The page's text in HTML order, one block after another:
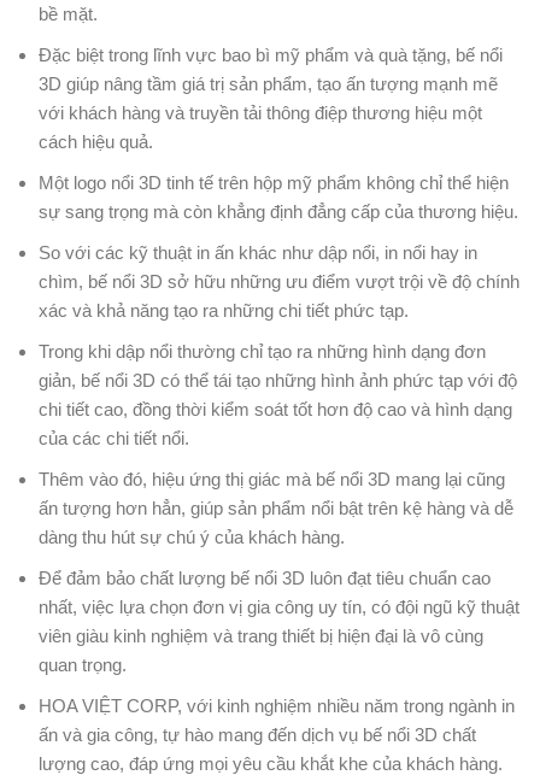
bề mặt.
Đặc biệt trong lĩnh vực bao bì mỹ phẩm và quà tặng, bế nổi
3D giúp nâng tầm giá trị sản phẩm, tạo ấn tượng mạnh mẽ
với khách hàng và truyền tải thông điệp thương hiệu một
cách hiệu quả.
Một logo nổi 3D tinh tế trên hộp mỹ phẩm không chỉ thể hiện
sự sang trọng mà còn khẳng định đẳng cấp của thương hiệu.
So với các kỹ thuật in ấn khác như dập nổi, in nổi hay in
chìm, bế nổi 3D sở hữu những ưu điểm vượt trội về độ chính
xác và khả năng tạo ra những chi tiết phức tạp.
Trong khi dập nổi thường chỉ tạo ra những hình dạng đơn
giản, bế nổi 3D có thể tái tạo những hình ảnh phức tạp với độ
chi tiết cao, đồng thời kiểm soát tốt hơn độ cao và hình dạng
của các chi tiết nổi.
Thêm vào đó, hiệu ứng thị giác mà bế nổi 3D mang lại cũng
ấn tượng hơn hẳn, giúp sản phẩm nổi bật trên kệ hàng và dễ
dàng thu hút sự chú ý của khách hàng.
Để đảm bảo chất lượng bế nổi 3D luôn đạt tiêu chuẩn cao
nhất, việc lựa chọn đơn vị gia công uy tín, có đội ngũ kỹ thuật
viên giàu kinh nghiệm và trang thiết bị hiện đại là vô cùng
quan trọng.
HOA VIỆT CORP, với kinh nghiệm nhiều năm trong ngành in
ấn và gia công, tự hào mang đến dịch vụ bế nổi 3D chất
lượng cao, đáp ứng mọi yêu cầu khắt khe của khách hàng.